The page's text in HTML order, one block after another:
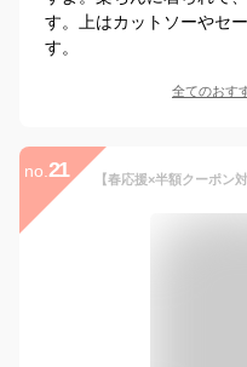
す。上はカットソーやセ
す。
全てのおす
no. 21